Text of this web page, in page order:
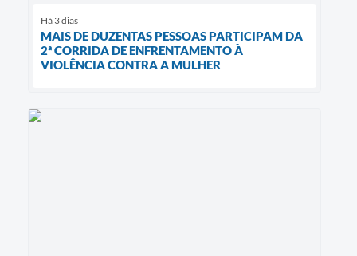
Há 3 dias
MAIS DE DUZENTAS PESSOAS PARTICIPAM DA
2ª CORRIDA DE ENFRENTAMENTO À
VIOLÊNCIA CONTRA A MULHER